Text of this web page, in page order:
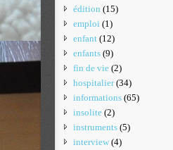
édition (15)
emploi (1)
enfant (12)
enfants (9)
fin de vie (2)
hospitalier(34)
informations (65)
insolite (2)
instruments (5)
interview (4)